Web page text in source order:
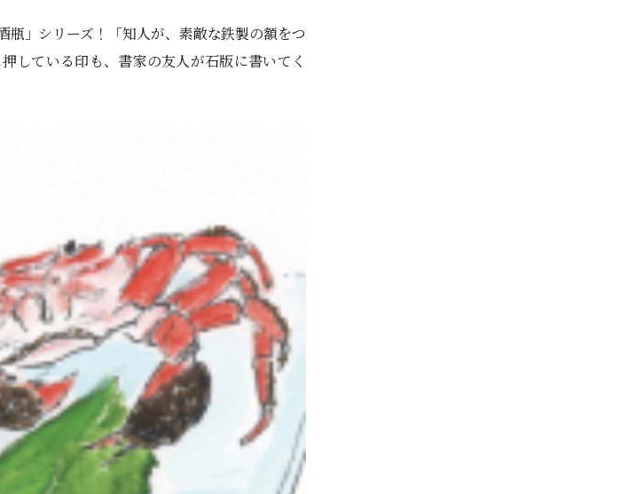
瓶」シリーズ！「知人が、素敵な鉄製の額をつ
している印も、書家の友人が石版に書いてく